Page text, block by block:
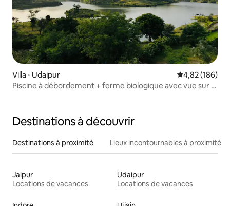
Villa ⋅ Udaipur Évaluation
4,82 (186)
Piscine à débordement + ferme biologique avec vue sur le
Destinations à découvrir
Destinations à proximité Lieux incontournables à proximité
Jaipur
Locations de vacances
Udaipur
Locations de vacances